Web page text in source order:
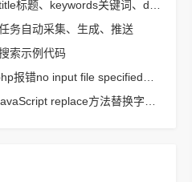
务自动采集、生成、推送
索示例代码